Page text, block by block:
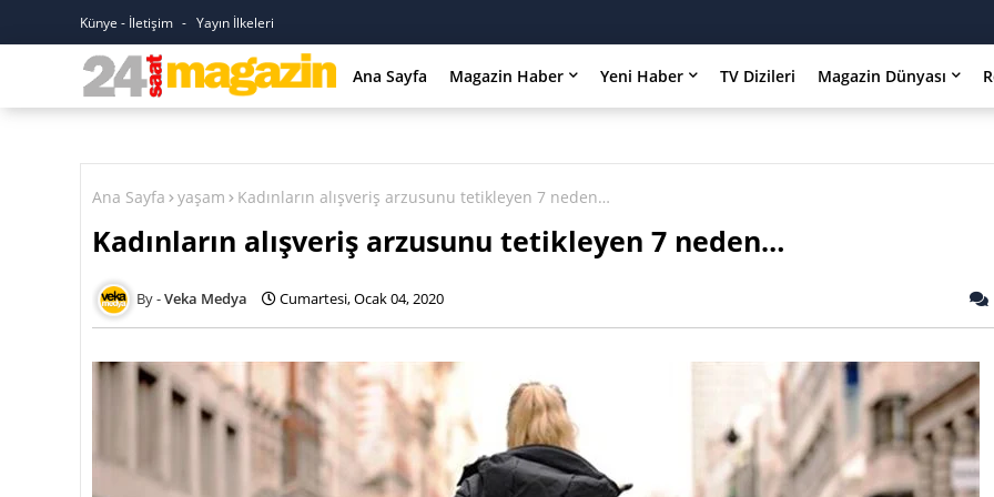
Künye - İletişim Yayın İlkeleri
Ana Sayfa Magazin Haber Yeni Haber TV Dizileri Magazin Dünyası
Ana Sayfa yaşam Kadınların alışveriş arzusunu tetikleyen 7 neden…
Kadınların alışveriş arzusunu tetikleyen 7 neden…
Veka Medya Cumartesi, Ocak 04, 2020